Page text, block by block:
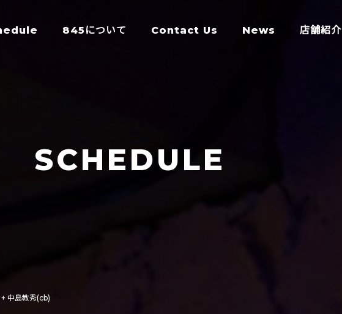
845について Contact Us News 店舗紹介
SCHEDULE
中島教秀(cb)